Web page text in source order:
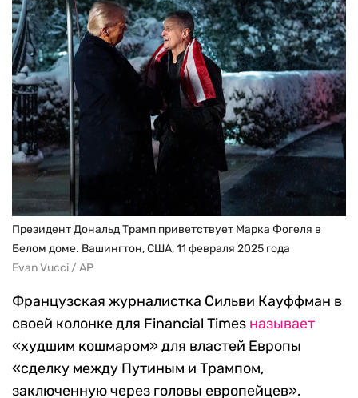
Президент Дональд Трамп приветствует Марка Фогеля в
Белом доме. Вашингтон, США, 11 февраля 2025 года
Evan Vucci / AP
Французская журналистка Сильви Кауффман в
своей колонке для Financial Times называет
«худшим кошмаром» для властей Европы
«сделку между Путиным и Трампом,
заключенную через головы европейцев».